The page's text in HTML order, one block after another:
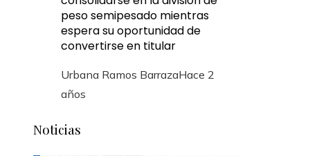
peso semipesado mientras
espera su oportunidad de
convertirse en titular
Urbana Ramos BarrazaHace 2
años
Noticias